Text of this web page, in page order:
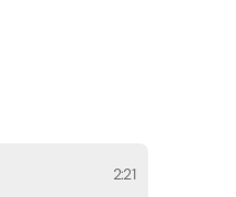
2:21